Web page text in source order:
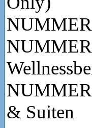
NUMMER
NUMMER
& Suiten